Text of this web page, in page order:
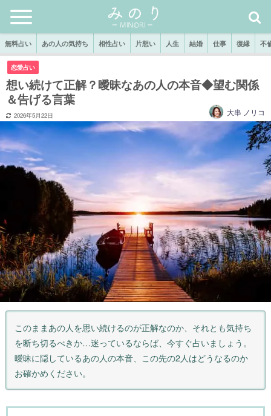
無料占い あの人の気持ち 相性占い 片想い 人生 結婚 仕事 復縁 不
恋愛占い
想い続けて正解？曖昧なあの人の本音◆望む関係
＆告げる言葉
2026年5月22日 大串 ノリコ
このままあの人を思い続けるのが正解なのか、それとも気持ち
を断ち切るべきか…迷っているならば、今すぐ占いましょう。
曖昧に隠しているあの人の本音、この先の2人はどうなるのか
お確かめください。